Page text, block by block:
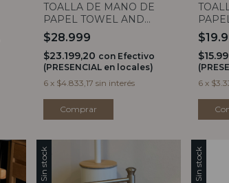
TOALLA DE MANO DE
PAPEL TOWEL AND
SOAP X20
$28.999
$23.199,20 con Efectivo
(PRESENCIAL en locales)
6 x $4.833,17 sin interés
6 x
Sin stock Sin stock